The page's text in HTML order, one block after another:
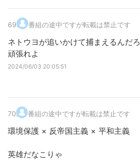
69. 番組の途中ですが転載は禁止です
ネトウヨが追いかけて捕まえるんだろ
頑張れよ
2024/06/03 20:05:51
70. 番組の途中ですが転載は禁止です
環境保護 × 反帝国主義 × 平和主義
英雄だなこりゃ